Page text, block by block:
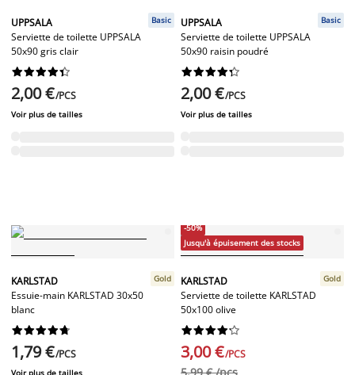
UPPSALA
Serviette de toilette UPPSALA
50x90 gris clair
Basic






2,00 €/PCS
Voir plus de tailles
UPPSALA
Serviette de toilette UPPSALA
50x90 raisin poudré
Basic






2,00 €/PCS
Voir plus de tailles
KARLSTAD
Essuie-main KARLSTAD 30x50
blanc
Gold






1,79 €/PCS
Voir plus de tailles
-50%
Jusqu'à épuisement des stocks
KARLSTAD
Serviette de toilette KARLSTAD
50x100 olive
Gold






3,00 €/PCS